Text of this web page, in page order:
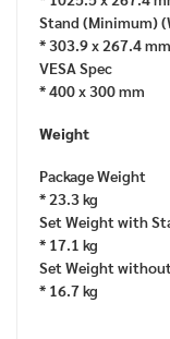
Stand (Minimum)
* 303.9 x 267.4 mm
VESA Spec
* 400 x 300 mm
Weight
Package Weight
* 23.3 kg
Set Weight with
* 17.1 kg
Set Weight
* 16.7 kg